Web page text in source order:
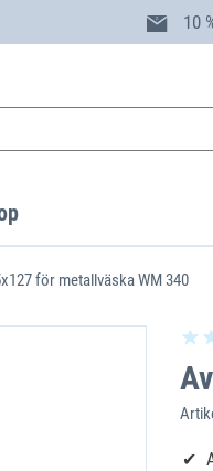
10
för metallväska WM 340